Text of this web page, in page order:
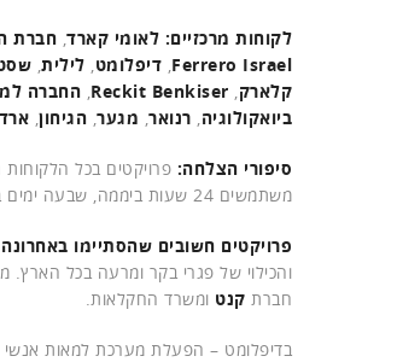
לקוחות מרכזיים: לאומי קארד, חברת
Ferrero Israel
, דיפלומט, לילית,
קלארק,
Reckit Benkiser
, החברה
ביואקולוגיה, רנואר, מגער, הגיחון, ארד
סיפורי הצלחה: פרויקטים בכל
משתמשים 24 שעות ביממה, שבעה ימים בשבוע, 365 ימים בשנה.
פרויקטים חשובים שהסתיימו
והכילוי של פגרי בקר ומרעה בכל הארץ.
חברת קנט ומשרד החקלאות.
בדיפלומט – הפעלת מערכת למאות